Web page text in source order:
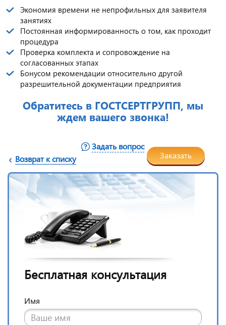
Экономия времени не непрофильных для заявителя
занятиях
Постоянная информированность о том, как проходит
процедура
Проверка комплекта и сопровождение на
согласованных этапах
Бонусом рекомендации относительно другой
разрешительной документации предприятия
Обратитесь в ГОСТСЕРТГРУПП, мы
ждем вашего звонка!
Возврат к списку
Задать вопрос
Заказать
Бесплатная консультация
Имя